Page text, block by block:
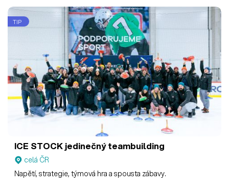
TIP
ICE STOCK jedinečný teambuilding
celá ČR
Napětí, strategie, týmová hra a spousta zábavy.